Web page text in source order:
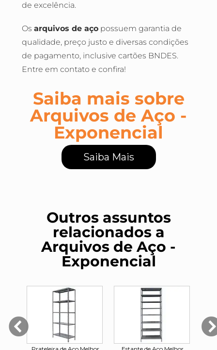
de excelência.
Os arquivos de açopossuem garantia de
qualidade, preço justo e diversas condições
de pagamento, inclusive cartões BNDES.
Entre em contato e confira!
Saiba mais sobre
Arquivos de Aço -
Exponencial
Saiba Mais
Outros assuntos
relacionados a
Arquivos de Aço -
Exponencial